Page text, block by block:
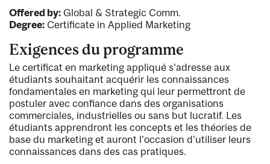
Offered by: Global & Strategic Comm.
Degree: Certificate in Applied Marketing
Exigences du programme
Le certificat en marketing appliqué s'adresse aux
étudiants souhaitant acquérir les connaissances
fondamentales en marketing qui leur permettront de
postuler avec confiance dans des organisations
commerciales, industrielles ou sans but lucratif. Les
étudiants apprendront les concepts et les théories de
base du marketing et auront l'occasion d'utiliser leurs
connaissances dans des cas pratiques.